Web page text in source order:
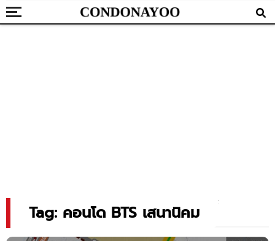
Tag: คอนโด BTS เสนานิคม